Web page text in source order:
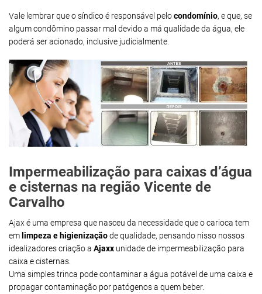
Vale lembrar que o síndico é responsável pelocondomínio, e que, se
algum condômino passar mal devido a má qualidade da água, ele
poderá ser acionado, inclusive judicialmente.
Impermeabilização para caixas d’água
e cisternas na região Vicente de
Carvalho
Ajax é uma empresa que nasceu da necessidade que o carioca tem
em limpeza e higienizaçãode qualidade, pensando nisso nossos
idealizadores criação a Ajaxx unidade de impermeabilização para
caixa e cisternas.
Uma simples trinca pode contaminar a água potável de uma caixa e
propagar contaminação por patógenos a quem beber.